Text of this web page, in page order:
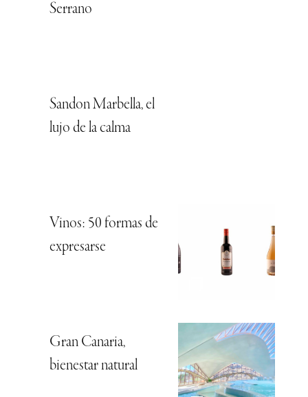
Serrano
Sandon Marbella, el
lujo de la calma
Vinos: 50 formas de
expresarse
Gran Canaria,
bienestar natural